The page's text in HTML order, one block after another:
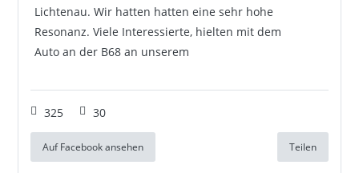
Lichtenau. Wir hatten hatten eine sehr hohe
Resonanz. Viele Interessierte, hielten mit dem
Auto an der B68 an unserem
325 30
Auf Facebook ansehen Teilen